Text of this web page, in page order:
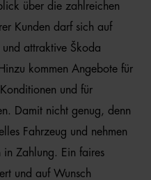
über die zahlreichen
Kunden darf sich auf
attraktive Škoda
kommen Angebote für
und für
Damit nicht genug, denn
Fahrzeug und nehmen
Zahlung. Ein faires
und auf Wunsch